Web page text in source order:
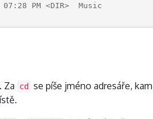
PM <DIR>  Music
Za cd
se píše jméno adresáře,